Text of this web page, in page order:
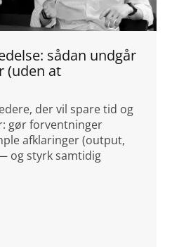
sådan undgår
(uden at
der vil spare tid og
gør forventninger
afklaringer (output,
og styrk samtidig